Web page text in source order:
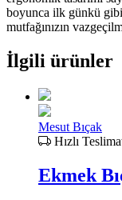
boyunca ilk günkü
mutfağınızın
İlgili ürünler
Mesut Bıçak
Hızlı
Ekmek